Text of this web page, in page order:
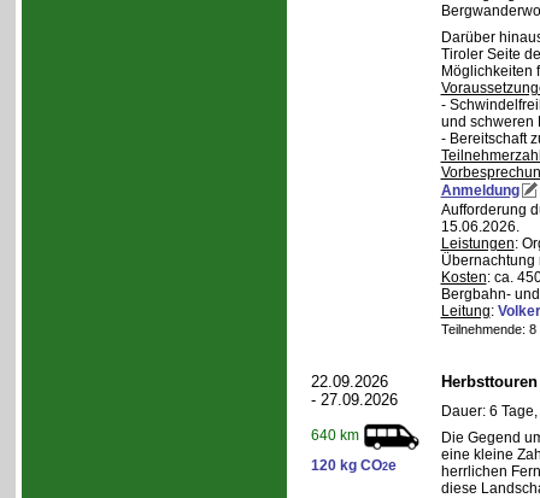
Darüber
Tiroler Seite
Möglichkeiten
-
und schweren
- Bereitschaft
Anmeldung
Aufforderung
15.06.2026.
Leistungen:
Übernachtung
Kosten: ca.
Bergbahn-
Leitung:
Teilnehmende:
22.09.2026
- 27.09.2026
640 km
120 kg CO2e
Dauer: 6
Die Gegend
eine kleine
herrlichen
diese